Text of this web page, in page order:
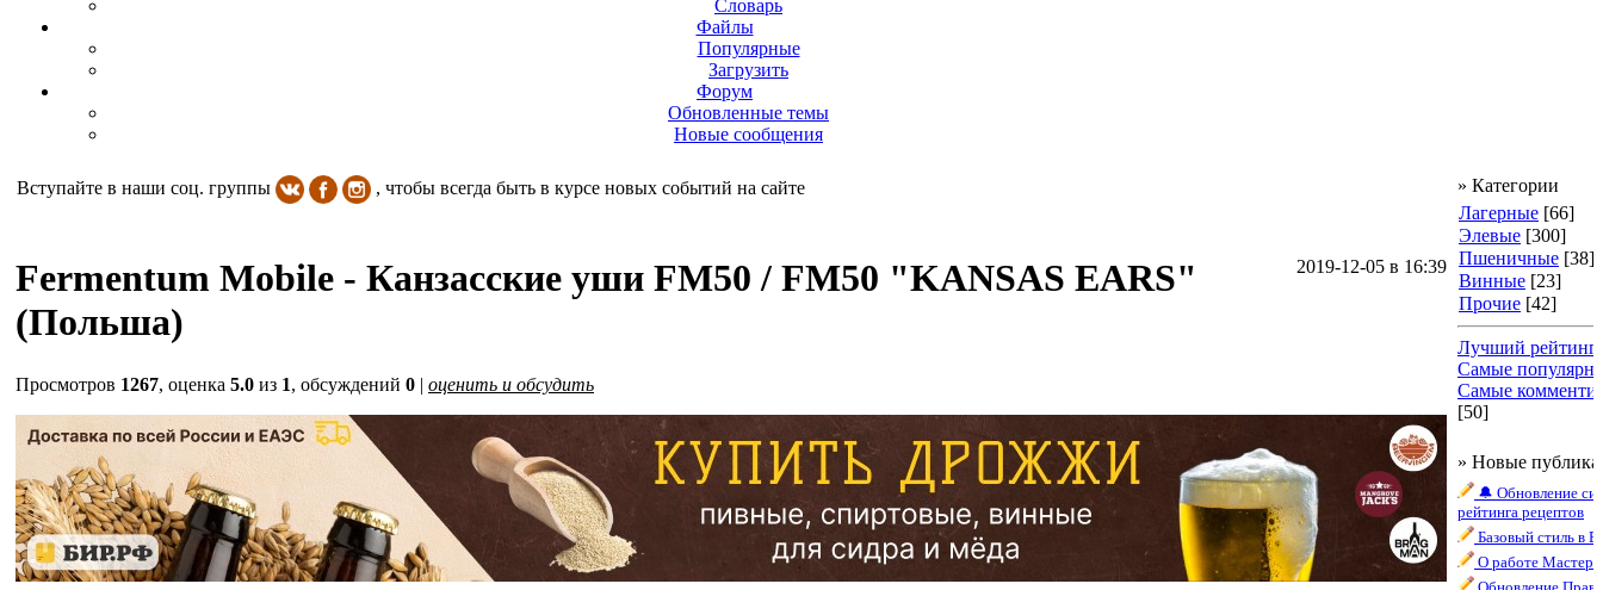
Словарь
Файлы
Популярные
Загрузить
Форум
Обновленные темы
Новые сообщения
Вступайте в наши соц. группы , чтобы всегда быть в курсе новых событий на сайте
2019-12-05 в 16:39
Fermentum Mobile - Канзасские уши FM50 / FM50 "KANSAS EARS"
(Польша)
Просмотров 1267, оценка 5.0 из 1, обсуждений 0 | оценить и обсудить
» Категории
Лагерные [66]
Элевые [300]
Пшеничные [38]
Винные [23]
Прочие [42]
Лучший рейтинг
Самые
Самые
[50]
» Новые
🔔 Обновление
рейтинга рецептов
Базовый стиль в
О работе Мастера